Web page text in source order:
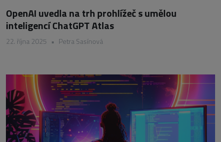
OpenAI uvedla na trh prohlížeč s umělou
inteligencí ChatGPT Atlas
22. října 2025 • Petra Sasínová